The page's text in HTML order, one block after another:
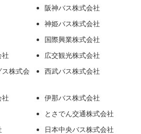
阪神バス株式会社
神姫バス株式会社
国際興業株式会社
社
広交観光株式会社
株式会
西武バス株式会社
社
伊那バス株式会社
とさでん交通株式会社
日本中央バス株式会社